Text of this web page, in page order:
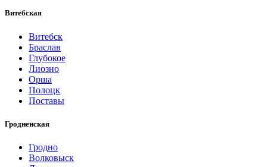
Витебская
Витебск
Браслав
Глубокое
Лиозно
Орша
Полоцк
Поставы
Гродненская
Гродно
Волковыск